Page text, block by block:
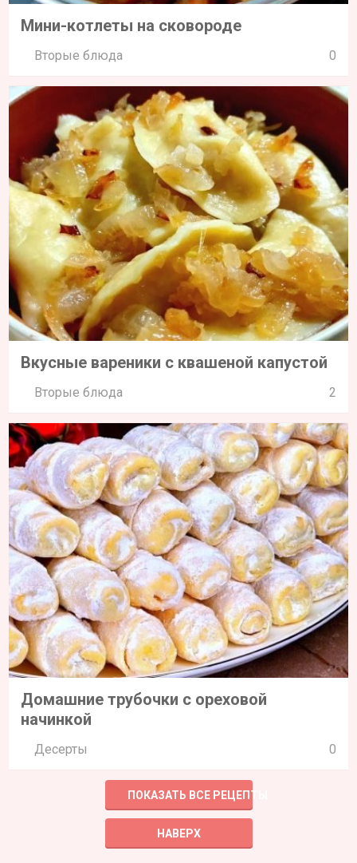
Мини-котлеты на сковороде
Вторые блюда 0
Вкусные вареники с квашеной капустой
Вторые блюда 2
Домашние трубочки с ореховой
начинкой
Десерты 0
ПОКАЗАТЬ ВСЕ РЕЦЕПТЫ
НАВЕРХ